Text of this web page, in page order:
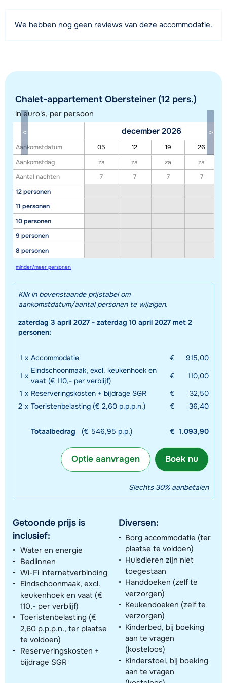
5 kilometer
Afstand tot skibushalte
Deze kaart geeft een indicatie van de ligging van onze accommodaties. De
We hebben nog geen reviews van deze accommodatie.
Chalet-appartement Obersteiner (12 pers.)
in euro's, per persoon
Aankomstdatum
Aankomstdag
Aantal nachten
12 personen
11 personen
10 personen
9 personen
8 personen
december 2026
05 12 19
26
za
za za
za
7
7 7 7
minder/meer personen
Klik in bovenstaande prijstabel om
aankomstdatum/aantal personen te wijzigen.
zaterdag 3 april 2027 - zaterdag 10 april 2027 met 2
personen:
1 x Accommodatie €
915,00
1 x
Eindschoonmaak, excl. keukenhoek en
vaat (€ 110,- per verblijf)
€
110,00
1 x Reserveringskosten + bijdrage SGR €
32,50
2 x Toeristenbelasting (€ 2,60 p.p.p.n.) € 36,40
Totaalbedrag (€ 546,95 p.p.) € 1.093,90
Boek nu
Optie aanvragen
Slechts 30% aanbetalen
Getoonde prijs is
inclusief:
Water en energie
Bedlinnen
Wi-Fi internetverbinding
Eindschoonmaak, excl.
keukenhoek en vaat (€
110,- per verblijf)
Toeristenbelasting (€
2,60 p.p.p.n., ter plaatse
te voldoen)
Reserveringskosten +
bijdrage SGR
Diversen:
Borg accommodatie (ter
plaatse te voldoen)
Huisdieren zijn niet
toegestaan
Handdoeken (zelf te
verzorgen)
Keukendoeken (zelf te
verzorgen)
Kinderbed, bij boeking
aan te vragen
(kosteloos)
Kinderstoel, bij boeking
aan te vragen